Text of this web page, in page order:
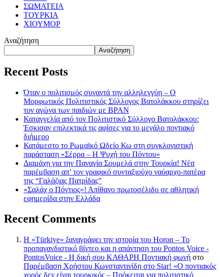
ΣΩΜΑΤΕΙΑ
ΤΟΥΡΚΙΑ
ΧΙΟΥΜΟΡ
Αναζήτηση
Αναζήτηση
Recent Posts
Όταν ο πολιτισμός συναντά την αλληλεγγύη – Ο
Μορφωτικός Πολιτιστικός Σύλλογος Βατολάκκου στηρίζει
τον αγώνα των παιδιών με BPAN
Καταγγελία από τον Πολιτιστικό Σύλλογο Βατολάκκου:
Έσκισαν επιλεκτικά τις αφίσες για το μεγάλο ποντιακό
διήμερο
Κατάμεστο το Ρωμαϊκό Ωδείο Κω στη συγκλονιστική
παράσταση «Σέρρα – Η Ψυχή του Πόντου»
Διαμάχη για την Παναγία Σουμελά στην Τουρκία! Νέα
παρέμβαση απ’ τον γραφικό συνταξιούχο ναύαρχο-πατέρα
της “Γαλάζιας Πατρίδας”
«Σαλάχ ο Πόντιος»! Απίθανο πρωτοσέλιδο σε αθλητική
εφημερίδα στην Ελλάδα
Recent Comments
Η «Türkiye» ξαναγράφει την ιστορία του Horon – Το
προπαγανδιστικό βίντεο και η απάντηση του Pontos Voice -
PontosVoice - H δική σου ΚΑΘΑΡΗ Ποντιακή φωνή στο
Παρέμβαση Χρήστου Κωνσταντινίδη στο Star! «Ο ποντιακός
χορός δεν είναι τουρκικός – Πρόκειται για πολιτιστικό